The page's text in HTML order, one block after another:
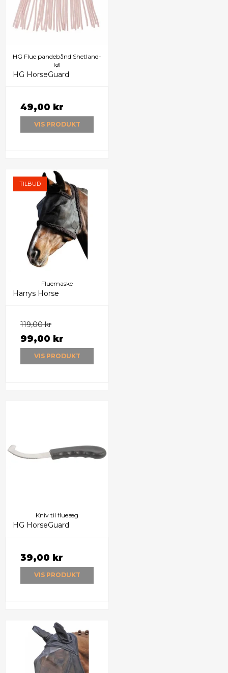
HG Flue pandebånd Shetland-
føl
HG HorseGuard
49,00 kr
VIS PRODUKT
TILBUD
Fluemaske
Harrys Horse
119,00 kr
99,00 kr
VIS PRODUKT
Kniv til flueæg
HG HorseGuard
39,00 kr
VIS PRODUKT